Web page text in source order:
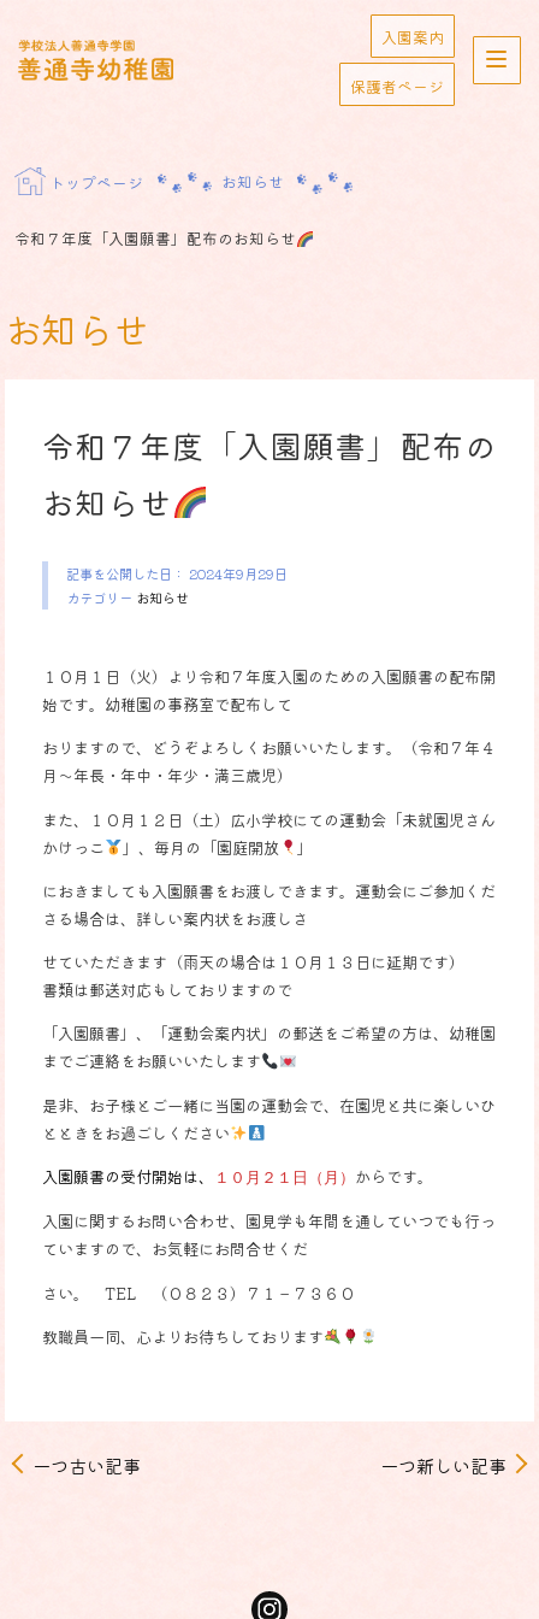
content
学校法人善通寺学園
入園案内
保護者ページ
トップページ お知らせ
令和７年度「入園願書」配布のお知らせ
お知らせ
令和７年度「入園願書」配布の
お知らせ
記事を公開した日：2024年9月29日
カテゴリー お知らせ
１０月１日（火）より令和７年度入園のための入園願書の配布開
始です。幼稚園の事務室で配布して
おりますので、どうぞよろしくお願いいたします。（令和７年４
月～年長・年中・年少・満三歳児）
また、１０月１２日（土）広小学校にての運動会「未就園児さん
かけっこ
」、毎月の「園庭開放
」
におきましても入園願書をお渡しできます。運動会にご参加くだ
さる場合は、詳しい案内状をお渡しさ
せていただきます（雨天の場合は１０月１３日に延期です）
書類は郵送対応もしておりますので
「入園願書」、「運動会案内状」の郵送をご希望の方は、幼稚園
までご連絡をお願いいたします
是非、お子様とご一緒に当園の運動会で、在園児と共に楽しいひ
とときをお過ごしください
入園願書の受付開始は、
１０月２１日（月） からです。
入園に関するお問い合わせ、園見学も年間を通していつでも行っ
ていますので、お気軽にお問合せくだ
さい。 TEL （０８２３）７１－７３６０
教職員一同、心よりお待ちしております
投 一つ古い記事 一つ新しい記事